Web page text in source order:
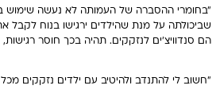
"בחומרי ההסברה של העמותה לא נעשה שימוש
שביכולתה על מנת שהילדים ירגישו בנוח לקבל
הם סנדוויצ'ים לנזקקים. תהיה בכך חוסר
"חשוב לי להתנדב ולהיטיב עם ילדים נזקקים